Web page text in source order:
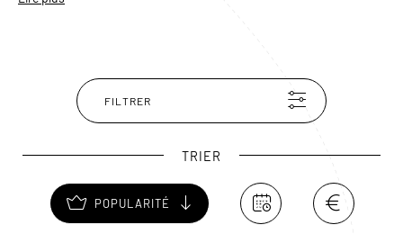
espèces de dauphins participent à ce ballet naturel
saisissant. Sur les plages de la réserve, vous apercevrez
certainement quelques ibis, frégates, pélicans et
paix. Le village d’Uvita est le point de départ idéal pour
réaliser des excursions en bateau et s’adonner à de
nombreuses activités.
FILTRER
TRIER
POPULARITÉ